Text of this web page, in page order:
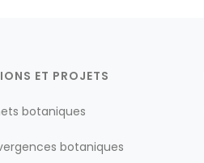
ET PROJETS
botaniques
botaniques